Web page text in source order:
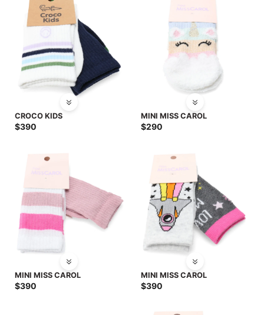
CROCO KIDS
$390
MINI MISS CAROL
$290
MINI MISS CAROL
$390
MINI MISS CAROL
$390